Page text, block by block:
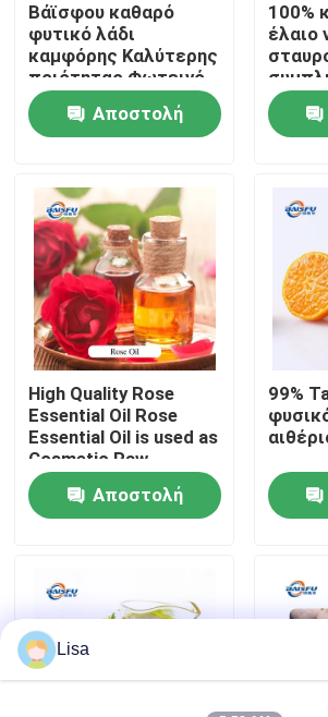
Σπίτι
Βίντεο
Εμφάνιση VR
Σχετικά με εμάς
Επισκεψή εργοστασίου
Έλεγχος ποιότητας
Ειδήσεις
Βάϊσφου καθαρό
φυτικό λάδι
καμφόρης Καλύτερης
ποιότητας Φωτεινό
κίτρινο λιπαρό υγρό
για μπαχαρικά και
καλλυντικές πρώτες
Αποστολή
100%
έλαιο
High Quality Rose
Essential Oil Rose
Essential Oil is used as
Cosmetic Raw
Material
Αποστολή
99%
Lisa